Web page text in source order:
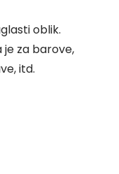
oblik.
je za barove,
itd.